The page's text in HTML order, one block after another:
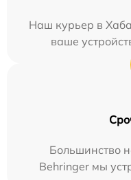
Наш курьер в
ваше
Большинство
Behringer мы